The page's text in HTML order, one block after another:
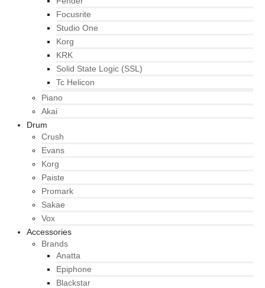
Focusrite
Studio One
Korg
KRK
Solid State Logic (SSL)
Tc Helicon
Piano
Akai
Drum
Crush
Evans
Korg
Paiste
Promark
Sakae
Vox
Accessories
Brands
Anatta
Epiphone
Blackstar